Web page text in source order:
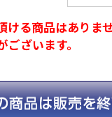
る商品はありませ
ざいます。